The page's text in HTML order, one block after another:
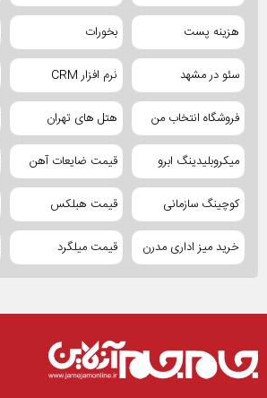
هزینه پست بخورات
سئو در مشهد نرم افزار CRM
فروشگاه انتخاب من هتل های تهران
میکروبلیدینگ ابرو قیمت ضایعات آهن
کوچینگ سازمانی قیمت هبلکس
خرید میز اداری مدرن قیمت میلگرد